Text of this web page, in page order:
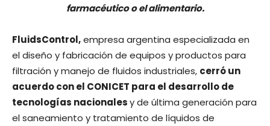
farmacéutico o el alimentario.
FluidsControl,empresa argentina especializada en
el diseño y fabricación de equipos y productos para
filtración y manejo de fluidos industriales, cerró un
acuerdo con el CONICET para el desarrollo de
tecnologías nacionalesy de última generación para
el saneamiento y tratamiento de líquidos de